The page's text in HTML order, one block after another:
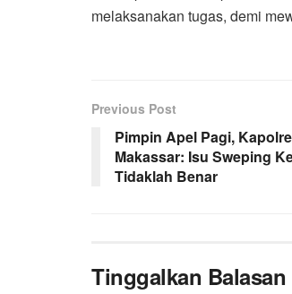
melaksanakan tugas, demi
Previous Post
Pimpin Apel Pagi,
Makassar: Isu Sweping
Tidaklah Benar
Tinggalkan Balasan